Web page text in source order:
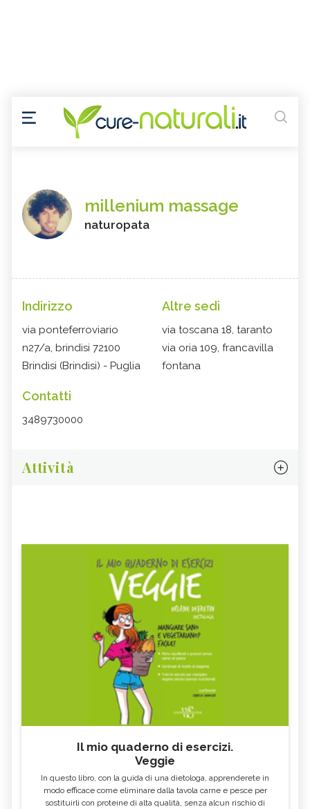
millenium massage
naturopata
Indirizzo
via ponteferroviario
n27/a, brindisi 72100
Brindisi (Brindisi) - Puglia
Altre sedi
via toscana 18, taranto
via oria 109, francavilla
fontana
Contatti
3489730000
Attività
Il mio quaderno di esercizi.
Veggie
In questo libro, con la guida di una dietologa, apprenderete in
modo efficace come eliminare dalla tavola carne e pesce per
sostituirli con proteine di alta qualità, senza alcun rischio di